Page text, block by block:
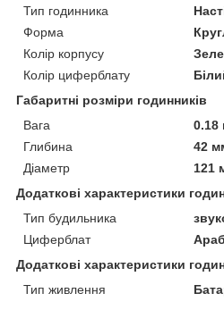
Тип годинника
Форма
Колір корпусу
Колір циферблату
Габаритні розміри годинників
Вага
0.18
Глибина
42
Діаметр
121
Додаткові характеристики
Тип будильника
Циферблат
Додаткові характеристики
Тип живлення